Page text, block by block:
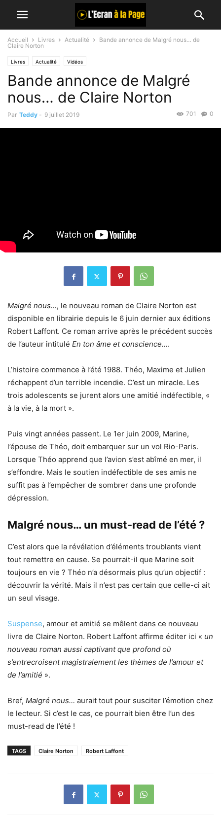
Accueil Livres Actualité
Bande annonce de Malgré nous… de
Claire Norton
Livres Actualité Vidéos
Bande annonce de Malgré
nous… de Claire Norton
Par Teddy - 9 juillet 2019 0
701
Malgré nous…, le nouveau roman de Claire Norton est
disponible en librairie depuis le 6 juin dernier aux éditions
Robert Laffont. Ce roman arrive après le précédent succès
de l’auteur intitulé En ton âme et conscience….
L’histoire commence à l’été 1988. Théo, Maxime et Julien
réchappent d’un terrible incendie. C’est un miracle. Les
trois adolescents se jurent alors une amitié indéfectible, «
à la vie, à la mort ».
Puis vingt années passent. Le 1er juin 2009, Marine,
l’épouse de Théo, doit embarquer sur un vol Rio-Paris.
Lorsque Théo apprend que l’avion s’est abîmé en mer, il
s’effondre. Mais le soutien indéfectible de ses amis ne
suffit pas à l’empêcher de sombrer dans une profonde
dépression.
Malgré nous… un must-read de l’été ?
C’est alors que la révélation d’éléments troublants vient
tout remettre en cause. Se pourrait-il que Marine soit
toujours en vie ? Théo n’a désormais plus qu’un objectif :
découvrir la vérité. Mais il n’est pas certain que celle-ci ait
un seul visage.
Suspense, amour et amitié se mêlent dans ce nouveau
livre de Claire Norton. Robert Laffont affirme éditer ici « un
nouveau roman aussi captivant que profond où
s’entrecroisent magistralement les thèmes de l’amour et
de l’amitié ».
Bref, Malgré nous… aurait tout pour susciter l’émotion chez
le lecteur. Si c’est le cas, ce pourrait bien être l’un des
must-read de l’été !
TAGS Claire Norton Robert Laffont